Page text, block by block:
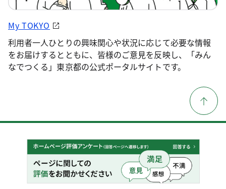
My TOKYO
利用者一人ひとりの興味関心や状況に応じて必要な情報
をお届けするとともに、皆様のご意見を反映し、「みん
なでつくる」東京都の公式ポータルサイトです。